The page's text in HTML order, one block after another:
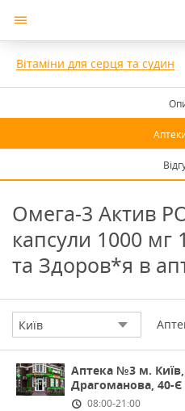
Вітаміни для серця та судин
Омега-3 Актив
капсули 1000 мг
та Здоров*я в
Київ
Аптека №3 м.
Драгоманова, 40-Є
08:00-21:00